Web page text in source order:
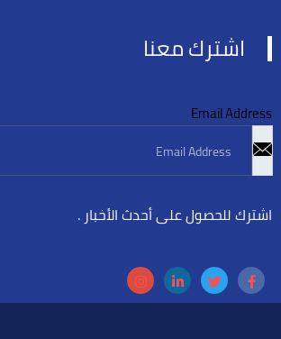
اشترك معنا
Email Address
اشترك للحصول على أحدث الأخبار .